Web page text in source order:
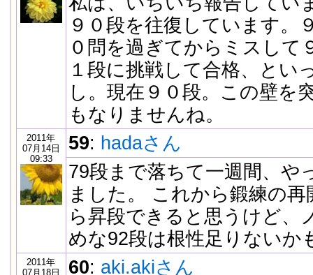
９０段を往復しています。
０問を過ぎてからミスして
１段に挑戦して合格、とい
し。現在９０段。この壁を
もなりませんね。
2011年
07月14日
09:33
59: hadaさん
79段まで落ちて一週間、や
ました。 これから鍛練の
ら昇段できると思うけど、
めな92段は根性足りないか
2011年
07月18日
60: aki.akiさん